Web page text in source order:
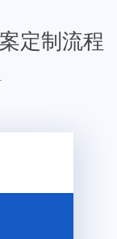
定制流程